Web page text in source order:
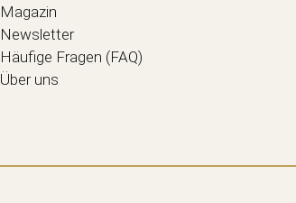
Magazin
Newsletter
Häufige Fragen (FAQ)
Über uns